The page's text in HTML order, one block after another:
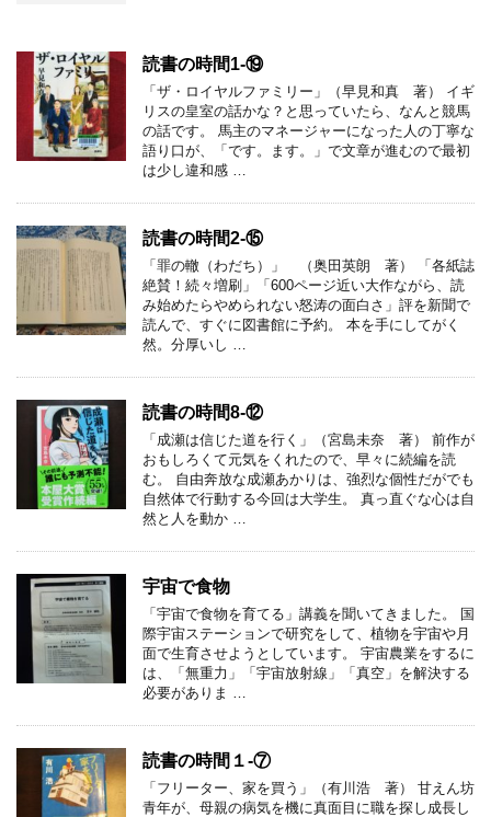
読書の時間1-⑲
「ザ・ロイヤルファミリー」（早見和真 著） イギ
リスの皇室の話かな？と思っていたら、なんと競馬
の話です。 馬主のマネージャーになった人の丁寧な
語り口が、「です。ます。」で文章が進むので最初
は少し違和感 …
読書の時間2-⑮
「罪の轍（わだち）」 （奥田英朗 著） 「各紙誌
絶賛！続々増刷」「600ページ近い大作ながら、読
み始めたらやめられない怒涛の面白さ」評を新聞で
読んで、すぐに図書館に予約。 本を手にしてがく
然。分厚いし …
読書の時間8-⑫
「成瀬は信じた道を行く」（宮島未奈 著） 前作が
おもしろくて元気をくれたので、早々に続編を読
む。 自由奔放な成瀬あかりは、強烈な個性だがでも
自然体で行動する今回は大学生。 真っ直ぐな心は自
然と人を動か …
宇宙で食物
「宇宙で食物を育てる」講義を聞いてきました。 国
際宇宙ステーションで研究をして、植物を宇宙や月
面で生育させようとしています。 宇宙農業をするに
は、「無重力」「宇宙放射線」「真空」を解決する
必要がありま …
読書の時間１-⑦
「フリーター、家を買う」（有川浩 著） 甘えん坊
青年が、母親の病気を機に真面目に職を探し成長し